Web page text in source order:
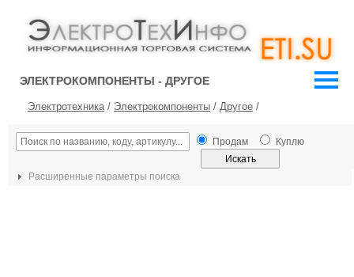
ЭЛЕКТРОКОМПОНЕНТЫ - ДРУГОЕ
Электротехника/ Электрокомпоненты / Другое /
Продам Куплю
Расширенные параметры поиска